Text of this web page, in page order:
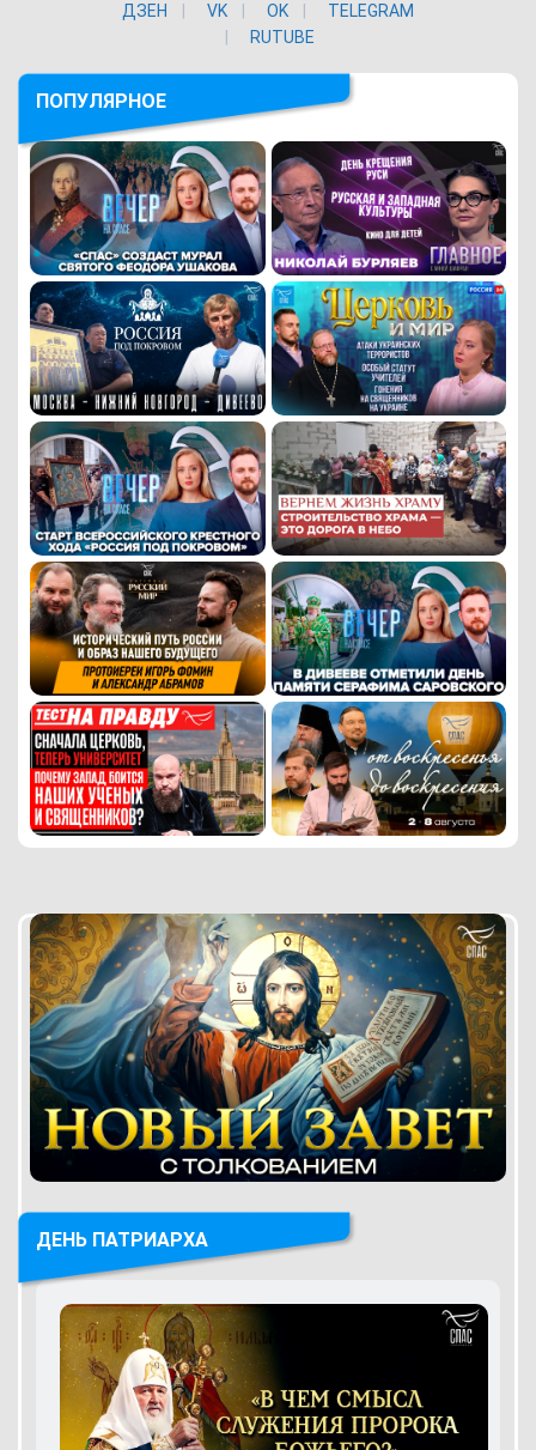
ДЗЕН VK ОK
TELEGRAM
RUTUBE
ПОПУЛЯРНОЕ
ДЕНЬ ПАТРИАРХА